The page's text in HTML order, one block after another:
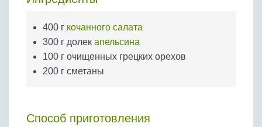
Бобовые
Яйца
Крупы
400 г кочанного салата
300 г долек апельсина
100 г очищенных грецких орехов
200 г сметаны
Способ приготовления